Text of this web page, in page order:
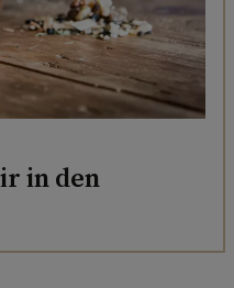
in den